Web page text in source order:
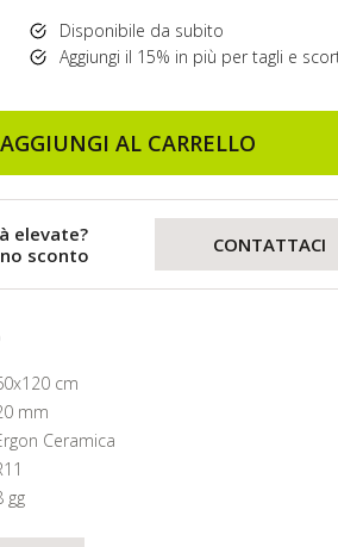
Disponibile da subito
Aggiungi il 15% in più per tagli e
AGGIUNGI AL CARRELLO
elevate?
sconto
CONTATTACI
cm
mm
Ceramica
gg